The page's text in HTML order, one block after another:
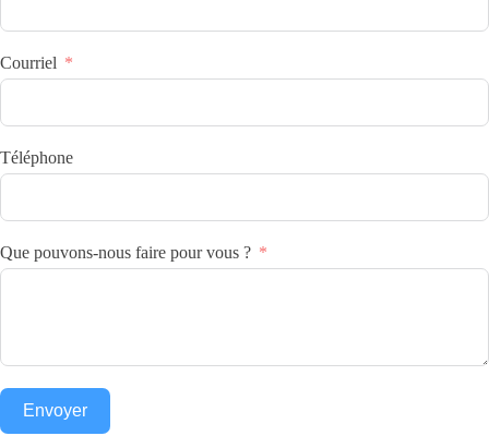
Courriel
Téléphone
Que pouvons-nous faire pour vous ?
Envoyer